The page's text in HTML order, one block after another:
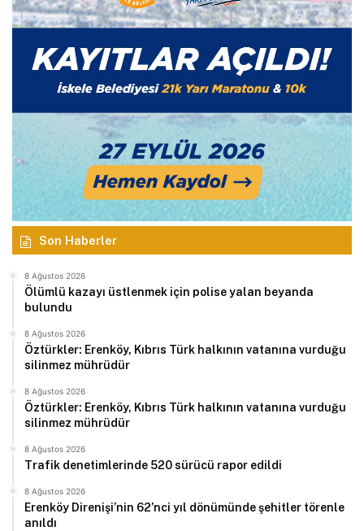
Son Haberler
8 Ağustos 2026
Ölümlü kazayı üstlenmek için polise yalan beyanda
bulundu
8 Ağustos 2026
Öztürkler: Erenköy, Kıbrıs Türk halkının vatanına vurduğu
silinmez mührüdür
8 Ağustos 2026
Öztürkler: Erenköy, Kıbrıs Türk halkının vatanına vurduğu
silinmez mührüdür
8 Ağustos 2026
Trafik denetimlerinde 520 sürücü rapor edildi
8 Ağustos 2026
Erenköy Direnişi’nin 62’nci yıl dönümünde şehitler törenle
anıldı